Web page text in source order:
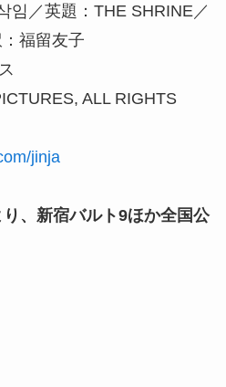
임／英題：THE SHRINE／
福留友子
ALL RIGHTS
jinja
、新宿バルト9ほか全国公